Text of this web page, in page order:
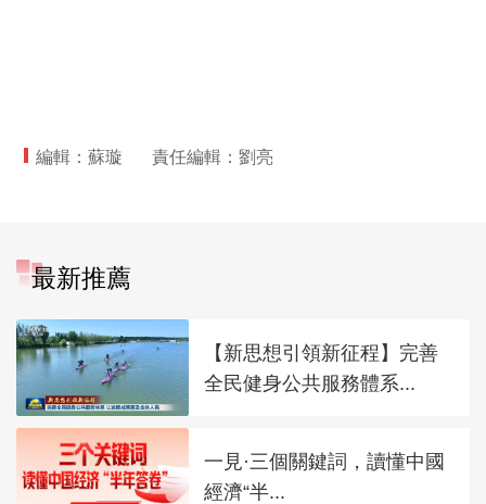
編輯：蘇璇 責任編輯：劉亮
最新推薦
【新思想引領新征程】完善
全民健身公共服務體系...
一見·三個關鍵詞，讀懂中國
經濟“半...